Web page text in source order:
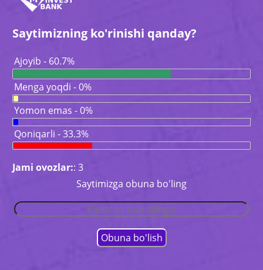
Saytimizning ko'rinishi qanday?
Ajoyib - 60.7%
Menga yoqdi - 0%
Yomon emas - 0%
Qoniqarli - 33.3%
Jami ovozlar:: 3
Saytimizga obuna bo'ling